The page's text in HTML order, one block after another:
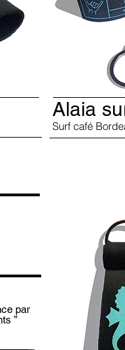
Alaia
Surf café
par
”